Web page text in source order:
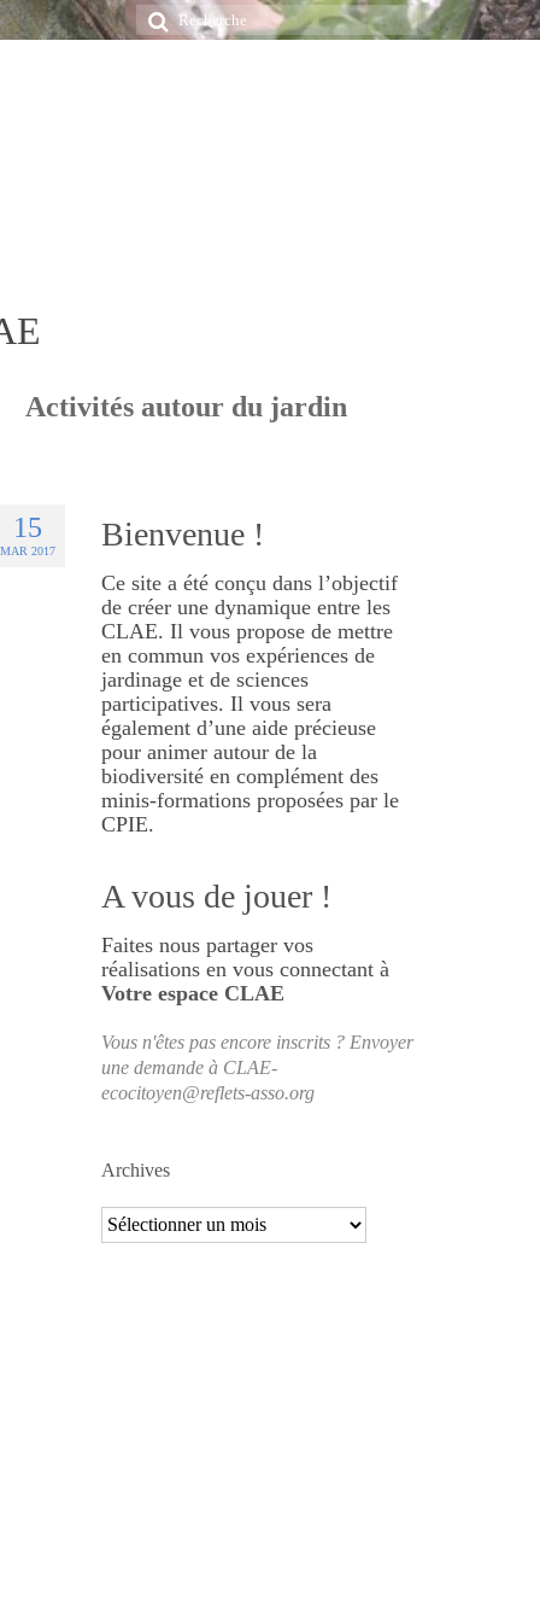
Rechercher
:
Activités autour du jardin
15
MAR 2017 Bienvenue !
Ce site a été conçu dans l’objectif
de créer une dynamique entre les
CLAE. Il vous propose de mettre
en commun vos expériences de
jardinage et de sciences
participatives. Il vous sera
également d’une aide précieuse
pour animer autour de la
biodiversité en complément des
minis-formations proposées par le
CPIE.
A vous de jouer !
Faites nous partager vos
réalisations en vous connectant à
Votre espace CLAE
Vous n'êtes pas encore inscrits ? Envoyer
une demande à CLAE-
ecocitoyen@reflets-asso.org
Archives
Archives